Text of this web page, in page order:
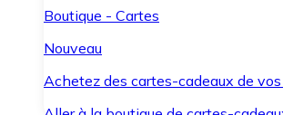
Boutique - Cartes
Nouveau
Achetez des cartes-cadeaux de